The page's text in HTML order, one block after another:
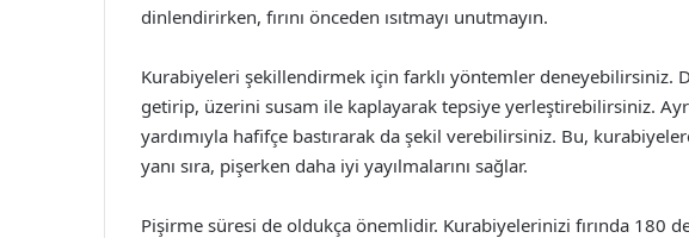
dinlendirirken, fırını önceden ısıtmayı unutmayın.
Kurabiyeleri şekillendirmek için farklı yöntemler deneyebilirsiniz.
getirip, üzerini susam ile kaplayarak tepsiye yerleştirebilirsiniz.
yardımıyla hafifçe bastırarak da şekil verebilirsiniz. Bu,
yanı sıra, pişerken daha iyi yayılmalarını sağlar.
Pişirme süresi de oldukça önemlidir. Kurabiyelerinizi fırında 180